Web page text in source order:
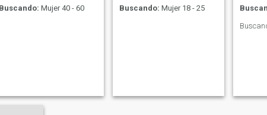
Buscando: Mujer 40 - 60
Buscando: Mujer 18 - 25